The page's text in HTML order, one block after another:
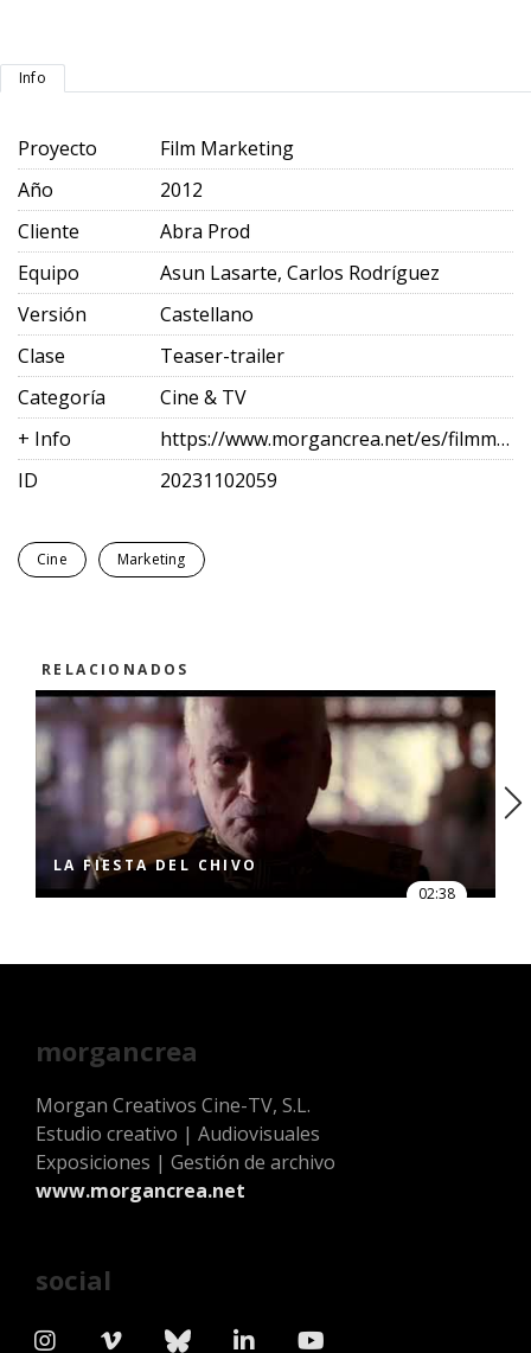
Info
Proyecto
Film Marketing
Año
2012
Cliente
Abra Prod
Equipo
Asun Lasarte, Carlos Rodríguez
Versión
Castellano
Clase
Teaser-trailer
Categoría
Cine & TV
+ Info
https://www.morgancrea.net/es/filmmarketing.html
ID
20231102059
Cine Marketing
RELACIONADOS
LA FIESTA DEL CHIVO
02:38
morgancrea
Morgan Creativos Cine-TV, S.L.
Estudio creativo | Audiovisuales
Exposiciones | Gestión de archivo
www.morgancrea.net
social